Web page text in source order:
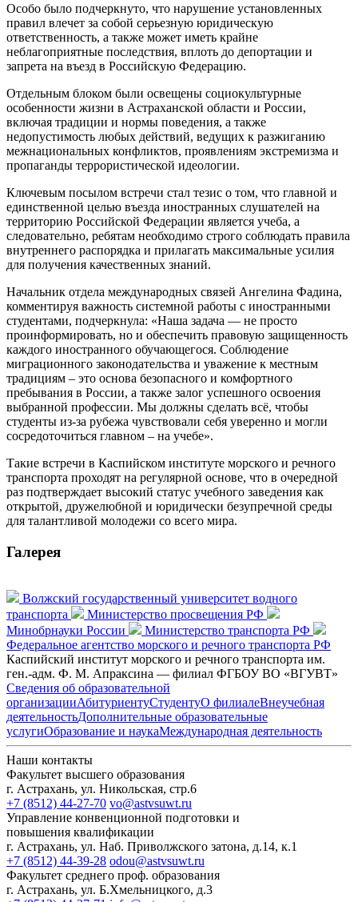
Особо было подчеркнуто, что нарушение установленных
правил влечет за собой серьезную юридическую
ответственность, а также может иметь крайне
неблагоприятные последствия, вплоть до депортации и
запрета на въезд в Российскую Федерацию.
Отдельным блоком были освещены социокультурные
особенности жизни в Астраханской области и России,
включая традиции и нормы поведения, а также
недопустимость любых действий, ведущих к разжиганию
межнациональных конфликтов, проявлениям экстремизма и
пропаганды террористической идеологии.
Ключевым посылом встречи стал тезис о том, что главной и
единственной целью въезда иностранных слушателей на
территорию Российской Федерации является учеба, а
следовательно, ребятам необходимо строго соблюдать правила
внутреннего распорядка и прилагать максимальные усилия
для получения качественных знаний.
Начальник отдела международных связей Ангелина Фадина,
комментируя важность системной работы с иностранными
студентами, подчеркнула: «Наша задача — не просто
проинформировать, но и обеспечить правовую защищенность
каждого иностранного обучающегося. Соблюдение
миграционного законодательства и уважение к местным
традициям – это основа безопасного и комфортного
пребывания в России, а также залог успешного освоения
выбранной профессии. Мы должны сделать всё, чтобы
студенты из-за рубежа чувствовали себя уверенно и могли
сосредоточиться главном – на учебе».
Такие встречи в Каспийском институте морского и речного
транспорта проходят на регулярной основе, что в очередной
раз подтверждает высокий статус учебного заведения как
открытой, дружелюбной и юридически безупречной среды
для талантливой молодежи со всего мира.
Галерея
Волжский государственный университет водного
транспорта
Министерство просвещения РФ
Минобрнауки России
Министерство транспорта РФ
Федеральное агентство морского и речного транспорта РФ
Каспийский институт морского и речного транспорта им.
ген.-адм. Ф. М. Апраксина — филиал ФГБОУ ВО «ВГУВТ»
Сведения об образовательной
организацииАбитуриентуСтудентуО филиалеВнеучебная
деятельностьДополнительные образовательные
услугиОбразование и наукаМеждународная деятельность
Наши контакты
Факультет высшего образования
г. Астрахань, ул. Никольская, стр.6
+7 (8512) 44-27-70 vo@astvsuwt.ru
Управление конвенционной подготовки и
повышения квалификации
г. Астрахань, ул. Наб. Приволжского затона, д.14, к.1
+7 (8512) 44-39-28 odou@astvsuwt.ru
Факультет среднего проф. образования
г. Астрахань, ул. Б.Хмельницкого, д.3